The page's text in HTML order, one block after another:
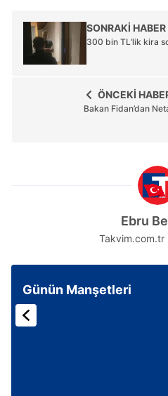
SONRAKİ HABER
300 bin TL’lik kira
ÖNCEKİ
Bakan Fidan’dan
Ebru
Takvim.com.tr
Günün Manşetleri